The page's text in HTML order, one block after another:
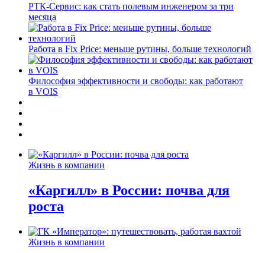
РТК-Сервис: как стать полевым инженером за три
месяца
Работа в Fix Price: меньше рутины, больше технологий
Философия эффективности и свободы: как работают
в VOIS
Жизнь в компании
«Каргилл» в России: почва для
роста
Жизнь в компании